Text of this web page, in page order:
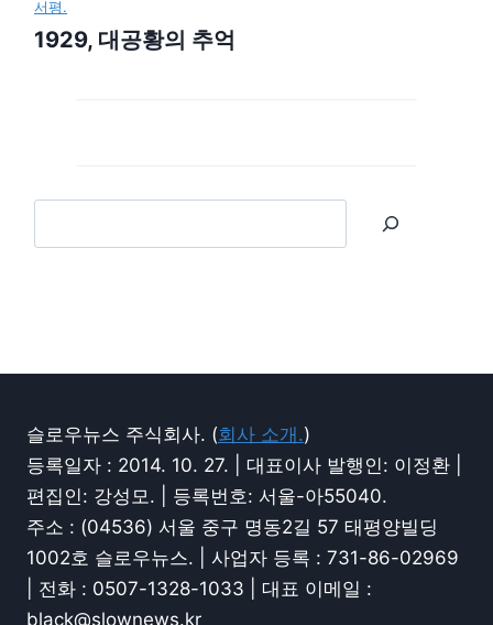
서평.
1929, 대공황의 추억
슬로우뉴스 주식회사. (회사 소개.)
등록일자 : 2014. 10. 27. | 대표이사 발행인: 이정환 |
편집인: 강성모. | 등록번호: 서울-아55040.
주소 : (04536) 서울 중구 명동2길 57 태평양빌딩
1002호 슬로우뉴스. | 사업자 등록 : 731-86-02969
| 전화 : 0507-1328-1033 | 대표 이메일 :
black@slownews.kr